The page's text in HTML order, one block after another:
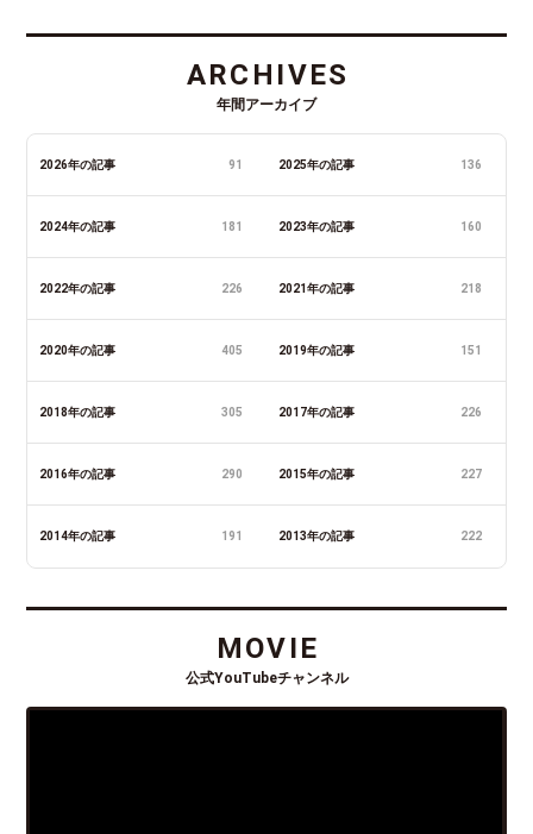
ARCHIVES
年間アーカイブ
2026年の記事 91 2025年の記事 136
2024年の記事 181 2023年の記事 160
2022年の記事 226 2021年の記事 218
2020年の記事 405 2019年の記事 151
2018年の記事 305 2017年の記事 226
2016年の記事 290 2015年の記事 227
2014年の記事 191 2013年の記事 222
MOVIE
公式YouTubeチャンネル